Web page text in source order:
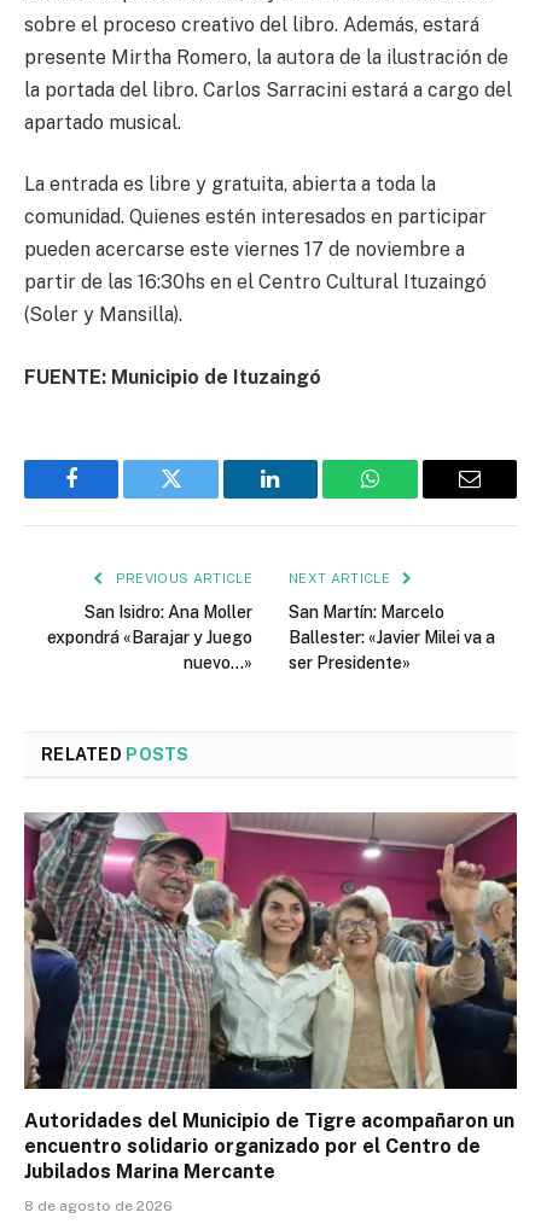
sobre el proceso creativo del libro. Además, estará
presente Mirtha Romero, la autora de la ilustración de
la portada del libro. Carlos Sarracini estará a cargo del
apartado musical.
La entrada es libre y gratuita, abierta a toda la
comunidad. Quienes estén interesados en participar
pueden acercarse este viernes 17 de noviembre a
partir de las 16:30hs en el Centro Cultural Ituzaingó
(Soler y Mansilla).
FUENTE: Municipio de Ituzaingó
Facebook Twitter LinkedIn WhatsApp Email
PREVIOUS ARTICLE
San Isidro: Ana Moller
expondrá «Barajar y Juego
nuevo…»
NEXT ARTICLE
San Martín: Marcelo
Ballester: «Javier Milei va a
ser Presidente»
RELATED POSTS
Autoridades del Municipio de Tigre acompañaron un
encuentro solidario organizado por el Centro de
Jubilados Marina Mercante
8 de agosto de 2026